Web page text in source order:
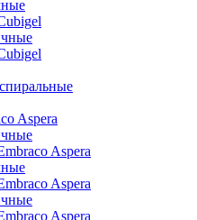
Aspera
Aspera
Aspera
Aspera